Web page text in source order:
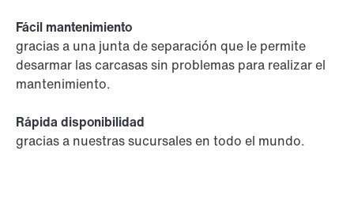
Fácil mantenimiento
gracias a una junta de separación que le permite
desarmar las carcasas sin problemas para realizar el
mantenimiento.
Rápida disponibilidad
gracias a nuestras sucursales en todo el mundo.